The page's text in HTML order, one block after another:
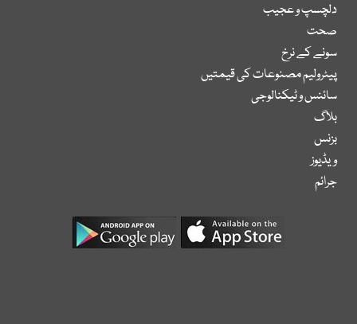
دلچسپ و عجیب
صحت
سونے کے نرخ
پیٹرولیم مصنوعات کی قیمتیں
سائنس و ٹیکنالوجی
بلاگ
بزنس
ویڈیوز
جرائم